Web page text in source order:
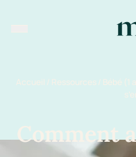
Accueil / Ressources / Bébé (1
Comment